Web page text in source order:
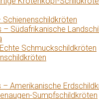
Südafrikanische
Schmuckschildkröten
Amerikanische
Sumpfschildkröten